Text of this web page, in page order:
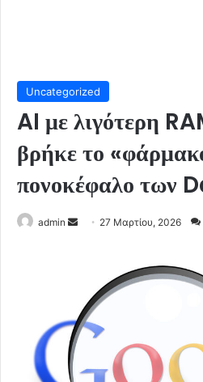
Uncategorized
AI με λιγότερη
βρήκε το
πονοκέφαλο των
admin
Send 27 Μαρτίου, 2026